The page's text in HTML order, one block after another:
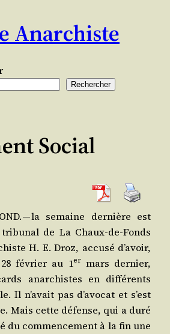
Anarchiste
Rechercher
Social
— la semaine der­nière est
de La Chaux-de-Fonds
H. E. Droz, accu­sé d’a­voir,
février au 1ermars der­nier,
anar­chistes en dif­fé­rents
Il n’a­vait pas d’a­vo­cat et s’est
Mais cette défense, qui a duré
du com­men­ce­ment à la fin une